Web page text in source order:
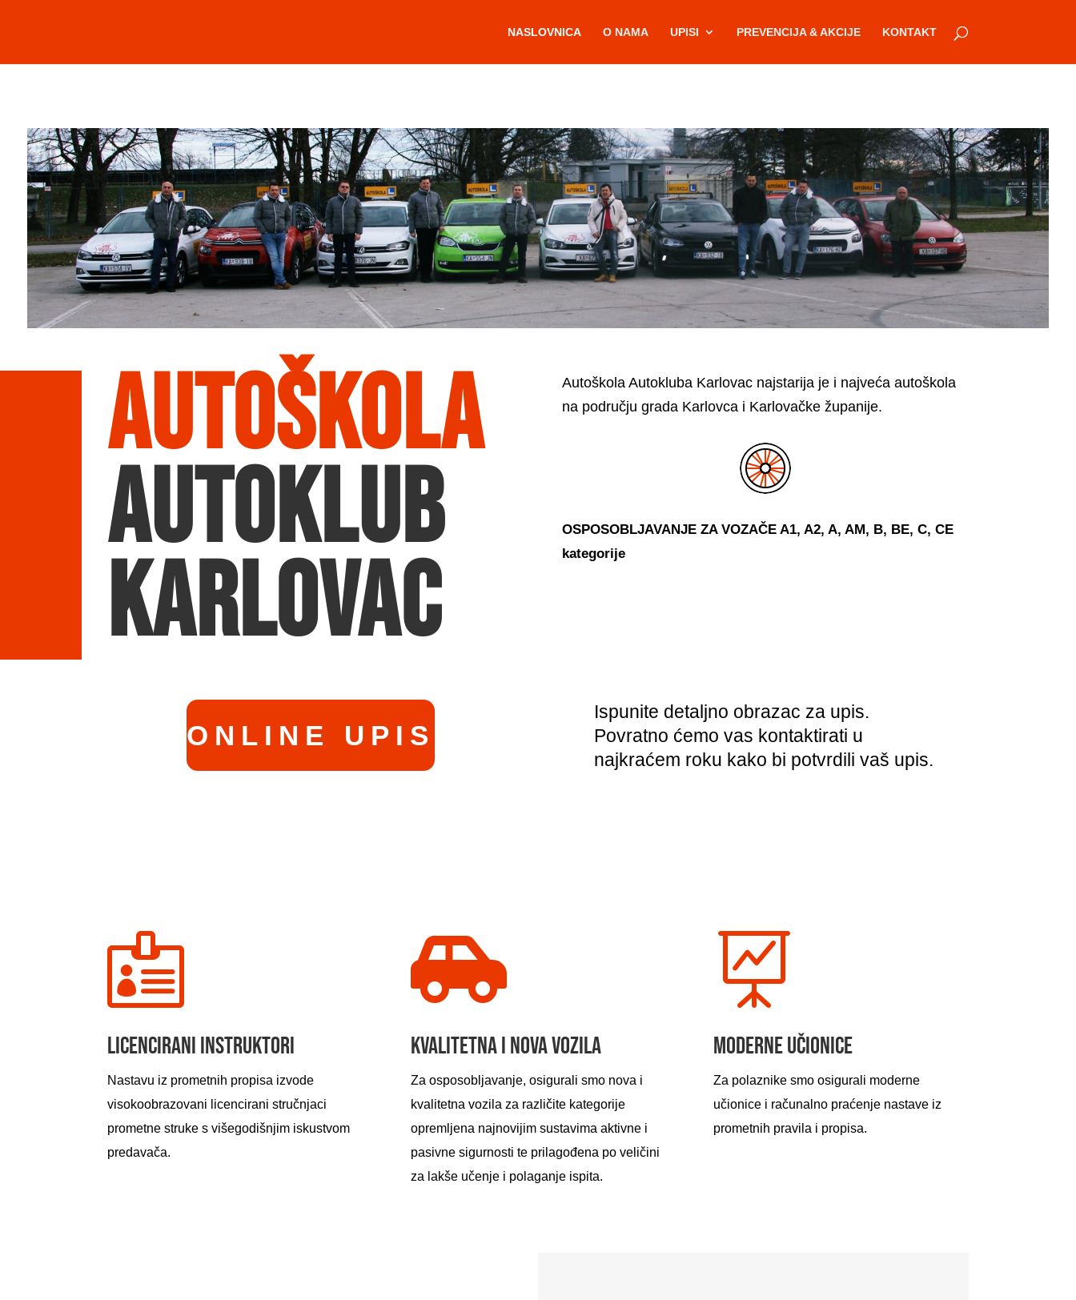
NASLOVNICA O NAMA UPISI PREVENCIJA & AKCIJE KONTAKT
Autoškola
Autoklub
Karlovac
Autoškola Autokluba Karlovac najstarija je i najveća autoškola
na području grada Karlovca i Karlovačke županije.
OSPOSOBLJAVANJE ZA VOZAČE A1, A2, A, AM, B, BE, C, CE
kategorije
ONLINE UPIS
Ispunite detaljno obrazac za upis.
Povratno ćemo vas kontaktirati u
najkraćem roku kako bi potvrdili vaš upis.

Licencirani instruktori
Nastavu iz prometnih propisa izvode
visokoobrazovani licencirani stručnjaci
prometne struke s višegodišnjim iskustvom
predavača.

Kvalitetna I nova vozila
Za osposobljavanje, osigurali smo nova i
kvalitetna vozila za različite kategorije
opremljena najnovijim sustavima aktivne i
pasivne sigurnosti te prilagođena po veličini
za lakše učenje i polaganje ispita.

Moderne učionice
Za polaznike smo osigurali moderne
učionice i računalno praćenje nastave iz
prometnih pravila i propisa.